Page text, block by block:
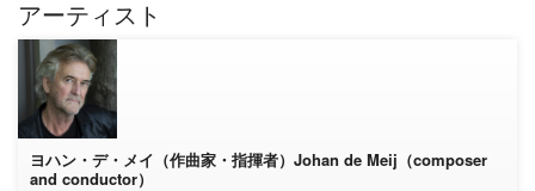
アーティスト
ヨハン・デ・メイ（作曲家・指揮者）Johan de Meij（composer
and conductor）